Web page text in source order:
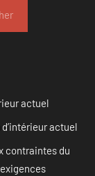
actuel
actuel
contraintes du